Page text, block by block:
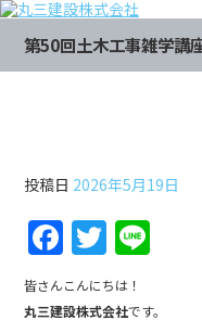
第50回土木工事雑学講
投稿日 2026年5月19日
F
a
c
T
w
itt e
皆さんこんにちは！
丸三建設株式会社です。